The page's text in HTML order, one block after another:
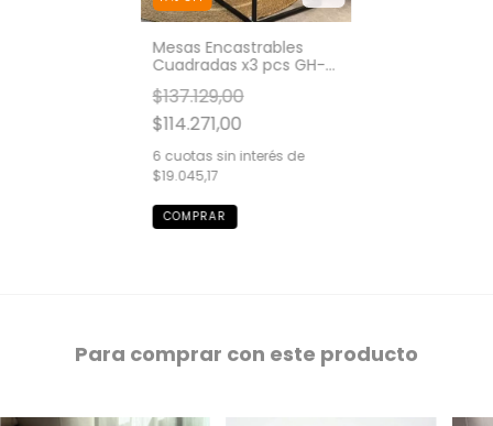
Mesas Encastrables
Cuadradas x3 pcs GH-
458-24-2
$137.129,00
$114.271,00
6 cuotas sin interés de
$19.045,17
Para comprar con este producto